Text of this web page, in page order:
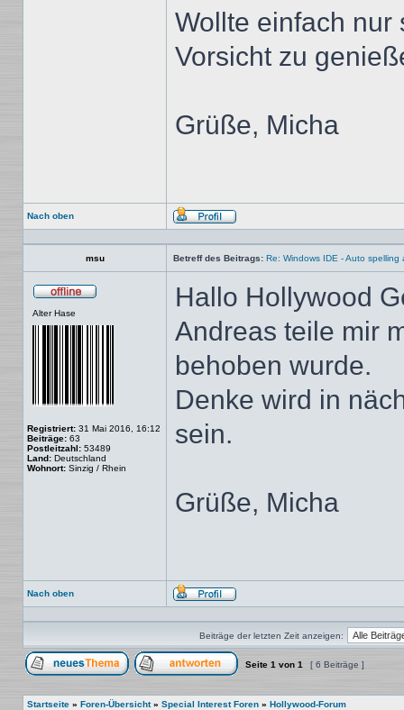
Wollte einfach nur
Vorsicht zu
Grüße, Micha
Nach oben
Profil
msu Betreff des Beitrags: Re: Windows IDE - Auto spelling
Alter Hase
Registriert: 31 Mai 2016, 16:12
Beiträge: 63
Postleitzahl: 53489
Land: Deutschland
Wohnort: Sinzig / Rhein
Hallo Hollywood
Andreas teile mir
behoben wurde.
Denke wird in
sein.
Grüße, Micha
Nach oben
Profil
Beiträge der letzten Zeit anzeigen:
Seite 1 von 1 [ 6 Beiträge ]
Startseite » Foren-Übersicht» Special Interest Foren » Hollywood-Forum